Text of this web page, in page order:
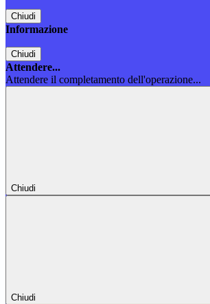
Chiudi
Informazione
Chiudi
Attendere...
Attendere il completamento dell'operazione...
Chiudi
Chiudi